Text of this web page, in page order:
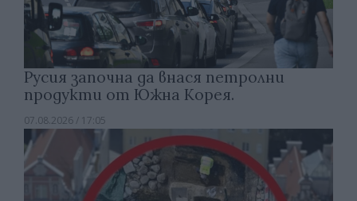
Русия започна да внася петролни
продукти от Южна Корея.
07.08.2026 / 17:05